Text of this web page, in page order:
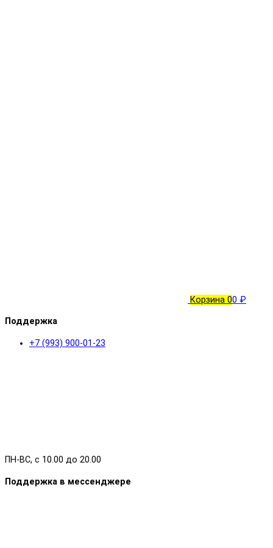
Корзина 00 ₽
Поддержка
+7 (993) 900-01-23
ПН-ВС, с 10.00 до 20.00
Поддержка в мессенджере